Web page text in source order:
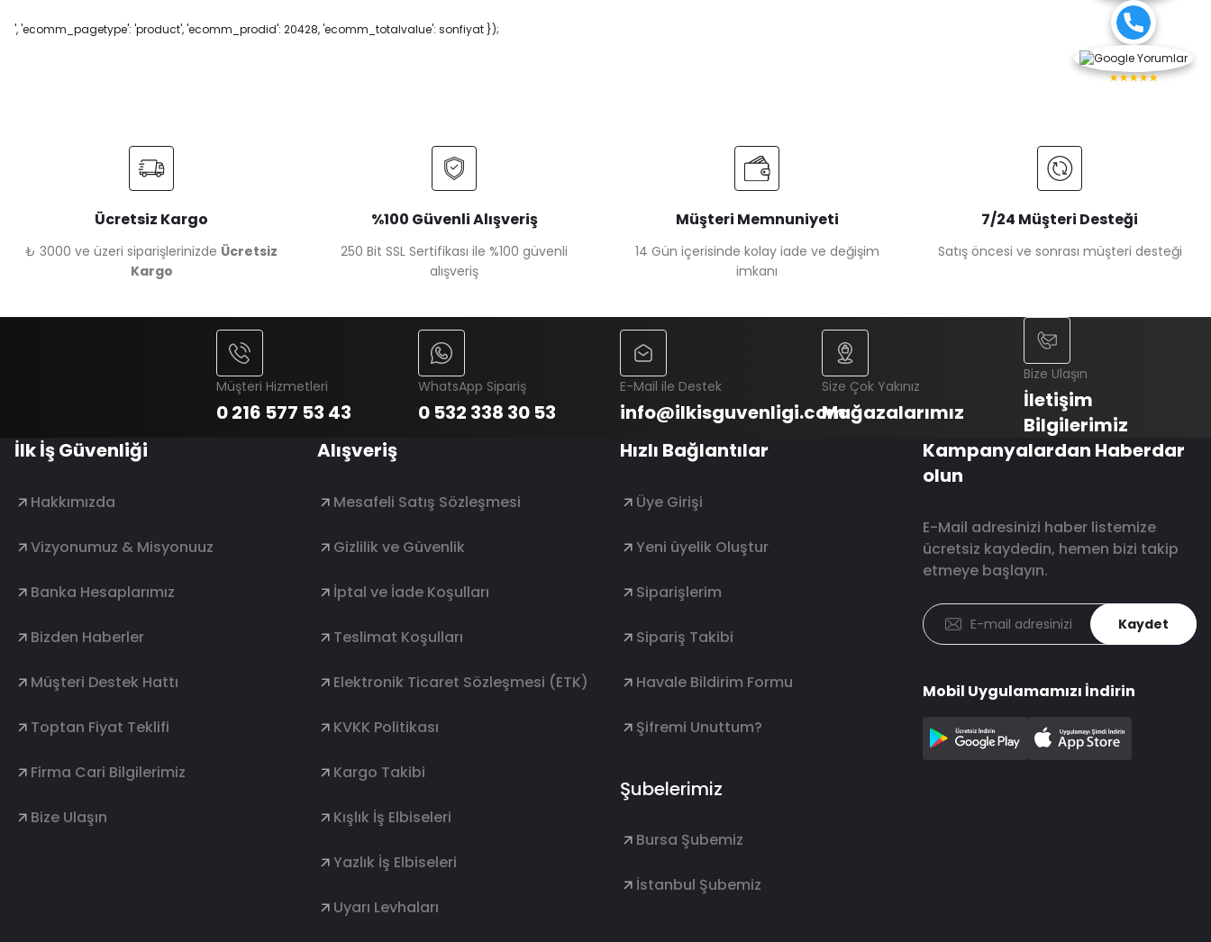
', 'ecomm_pagetype': 'product', 'ecomm_prodid': 20428, 'ecomm_totalvalue': sonfiyat });
Ücretsiz Kargo
₺ 3000 ve üzeri siparişlerinizde Ücretsiz
Kargo
%100 Güvenli Alışveriş
250 Bit SSL Sertifikası ile %100 güvenli
alışveriş
Müşteri Memnuniyeti
14 Gün içerisinde kolay iade ve değişim
imkanı
7/24 Müşteri Desteği
Satış öncesi ve sonrası müşteri desteği
Müşteri Hizmetleri
0 216 577 53 43
WhatsApp Sipariş
0 532 338 30 53
E-Mail ile Destek
info@ilkisguvenligi.com
Size Çok Yakınız
Mağazalarımız
Bize Ulaşın
İletişim
Bilgilerimiz
İlk İş Güvenliği
Hakkımızda
Vizyonumuz & Misyonuuz
Banka Hesaplarımız
Bizden Haberler
Müşteri Destek Hattı
Toptan Fiyat Teklifi
Firma Cari Bilgilerimiz
Bize Ulaşın
Alışveriş
Mesafeli Satış Sözleşmesi
Gizlilik ve Güvenlik
İptal ve İade Koşulları
Teslimat Koşulları
Elektronik Ticaret Sözleşmesi (ETK)
KVKK Politikası
Kargo Takibi
Kışlık İş Elbiseleri
Yazlık İş Elbiseleri
Uyarı Levhaları
Hızlı Bağlantılar
Üye Girişi
Yeni üyelik Oluştur
Siparişlerim
Sipariş Takibi
Havale Bildirim Formu
Şifremi Unuttum?
Şubelerimiz
Bursa Şubemiz
İstanbul Şubemiz
★★★★★
Kampanyalardan Haberdar
olun
E-Mail adresinizi haber listemize
ücretsiz kaydedin, hemen bizi takip
etmeye başlayın.
Kaydet
Mobil Uygulamamızı İndirin